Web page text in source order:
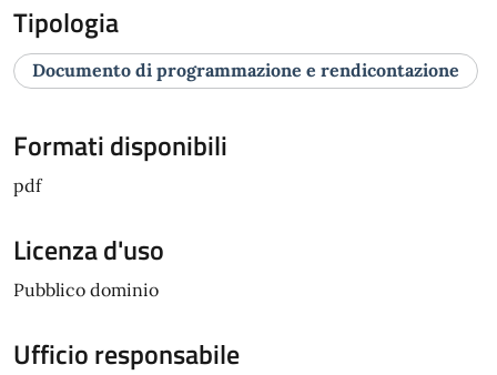
Tipologia
Documento di programmazione e rendicontazione
Formati disponibili
pdf
Licenza d'uso
Pubblico dominio
Ufficio responsabile